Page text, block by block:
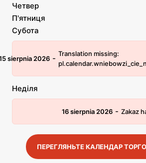
Четвер
П'ятниця
Субота
sierpnia 2026 - Translation missing:
Неділя
16 sierpnia 2026 - Zakaz
ПЕРЕГЛЯНЬТЕ КАЛЕНДАР